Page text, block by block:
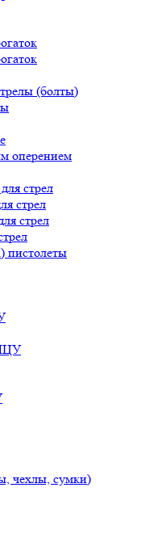
(болты)
оперением
стрел
стрел
стрел
пистолеты
чехлы, сумки)